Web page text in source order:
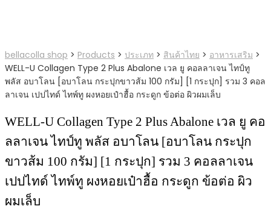
bellacolla shop > Products > ประเภท > สินค้าไทย > อาหารเสริม >
WELL-U Collagen Type 2 Plus Abalone เวล ยู คอลลาเจน ไทป์ทู
พลัส อบาโลน [อบาโลน กระปุกขาวส้ม 100 กรัม] [1 กระปุก] รวม 3 คอล
ลาเจน เปปไทด์ ไทพ์ทู ผงหอยเป๋าฮื้อ กระดูก ข้อต่อ ผิวผมเล็บ
WELL-U Collagen Type 2 Plus Abalone เวล ยู คอ
ลลาเจน ไทป์ทู พลัส อบาโลน [อบาโลน กระปุก
ขาวส้ม 100 กรัม] [1 กระปุก] รวม 3 คอลลาเจน
เปปไทด์ ไทพ์ทู ผงหอยเป๋าฮื้อ กระดูก ข้อต่อ ผิว
ผมเล็บ